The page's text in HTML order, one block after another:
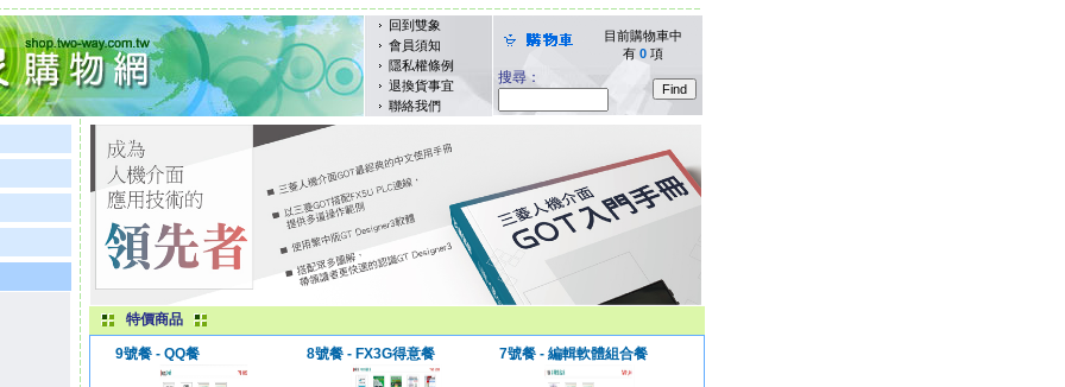
回到雙象
會員須知
隱私權條例
退換貨事宜
聯絡我們
目前購物車中
有 0項
搜尋：
特價商品
9號餐 - QQ餐 8號餐 - FX3G得意餐 7號餐 - 編輯軟體組合餐